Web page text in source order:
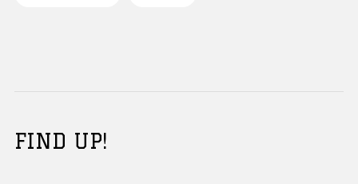
FIND UP!